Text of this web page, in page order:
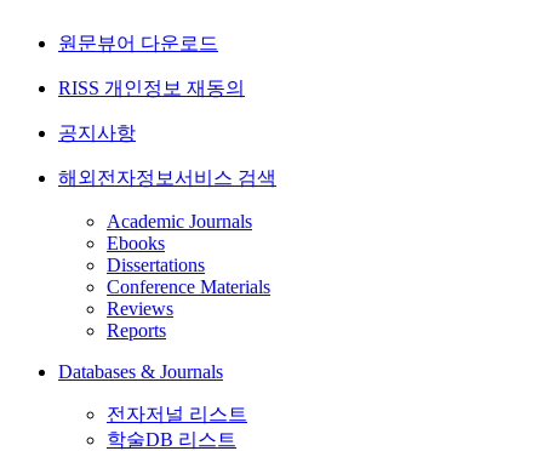
원문뷰어 다운로드
RISS 개인정보 재동의
공지사항
해외전자정보서비스 검색
Academic Journals
Ebooks
Dissertations
Conference Materials
Reviews
Reports
Databases & Journals
전자저널 리스트
학술DB 리스트